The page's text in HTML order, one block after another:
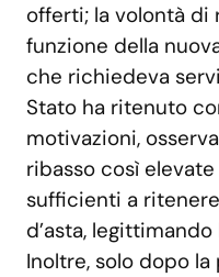
offerti; la volontà di
funzione della
che richiedeva
Stato ha ritenuto
motivazioni,
ribasso così
sufficienti a
d’asta,
Inoltre, solo dopo